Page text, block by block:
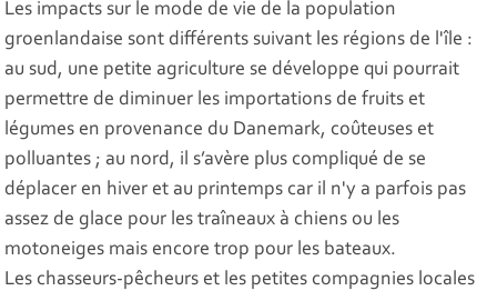
Les impacts sur le mode de vie de la population
groenlandaise sont différents suivant les régions de l'île :
au sud, une petite agriculture se développe qui pourrait
permettre de diminuer les importations de fruits et
légumes en provenance du Danemark, coûteuses et
polluantes ; au nord, il s’avère plus compliqué de se
déplacer en hiver et au printemps car il n'y a parfois pas
assez de glace pour les traîneaux à chiens ou les
motoneiges mais encore trop pour les bateaux.
Les chasseurs-pêcheurs et les petites compagnies locales